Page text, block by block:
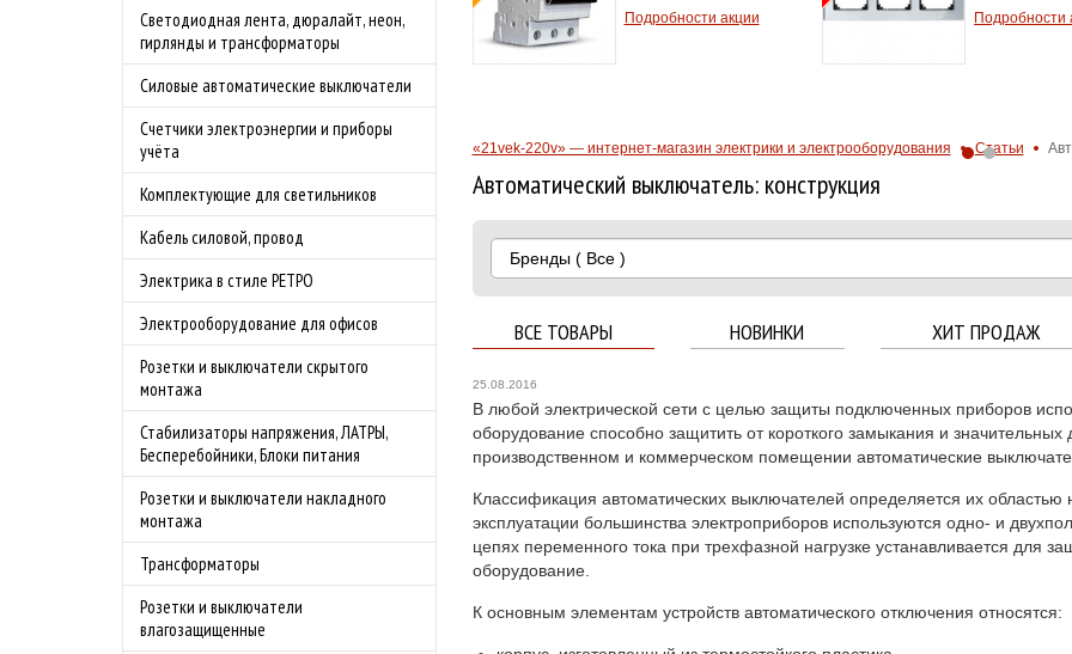
Светодиодная лента, дюралайт, неон,
гирлянды и трансформаторы
Силовые автоматические выключатели
Счетчики электроэнергии и приборы
учёта
Комплектующие для светильников
Кабель силовой, провод
Электрика в стиле РЕТРО
Электрооборудование для офисов
Розетки и выключатели скрытого
монтажа
Стабилизаторы напряжения, ЛАТРЫ,
Бесперебойники, Блоки питания
Розетки и выключатели накладного
монтажа
Трансформаторы
Розетки и выключатели
влагозащищенные
Бесплатная доставка
по Москве в
преддверии сезона
шашлыков.
Подробности акции
Подробности акции
тепловой
«21vek-220v» — интернет-магазин электрики и электрооборудования Статьи
Автоматический выключатель: конструкция
Бренды( Все )
ВСЕ ТОВАРЫ НОВИНКИ ХИТ ПРОДАЖ
25.08.2016
В любой электрической сети с целью защиты подключенных приборов
оборудование способно защитить от короткого замыкания и
производственном и коммерческом помещении автоматические
Классификация автоматических выключателей определяется их
эксплуатации большинства электроприборов используются одно- и
цепях переменного тока при трехфазной нагрузке устанавливается для
оборудование.
К основным элементам устройств автоматического отключения относятся: